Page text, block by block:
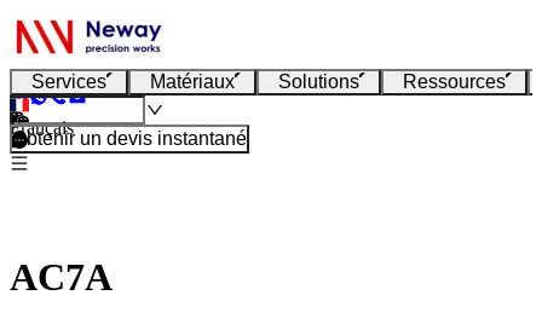
Services Matériaux Solutions Ressources
Français
Obtenir un devis instantané
AC7A